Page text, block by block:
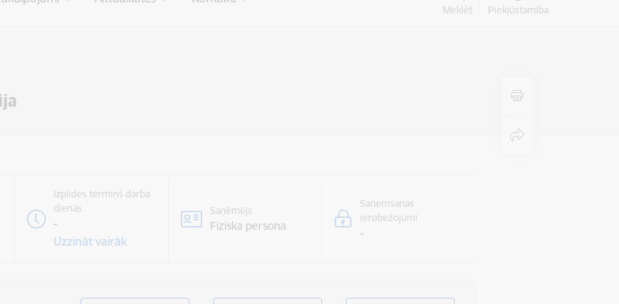
Meklēt Piekļūstamība
Izpildes termiņš darba
dienās
-
Uzzināt vairāk
Saņēmējs
Fiziska persona
Saņemšanas
ierobežojumi
-